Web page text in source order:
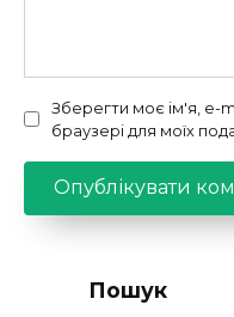
Зберегти моє ім'я, e-
браузері для моїх
Пошук